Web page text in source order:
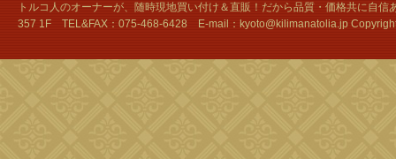
トルコ人のオーナーが、随時現地買い付け＆直販！だから品質・価格共に自
357 1F TEL&FAX：075-468-6428 E-mail：kyoto@kilimanatolia.jp